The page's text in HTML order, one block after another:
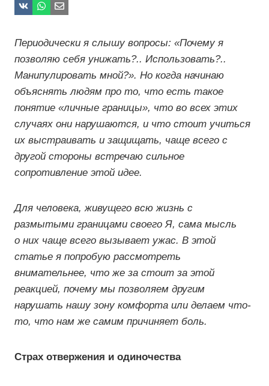
Периодически я слышу вопросы: «Почему я
позволяю себя унижать?.. Использовать?..
Манипулировать мной?». Но когда начинаю
объяснять людям про то, что есть такое
понятие «личные границы», что во всех этих
случаях они нарушаются, и что стоит учиться
их выстраивать и защищать, чаще всего с
другой стороны встречаю сильное
сопротивление этой идее.
Для человека, живущего всю жизнь с
размытыми границами своего Я, сама мысль
о них чаще всего вызывает ужас. В этой
статье я попробую рассмотреть
внимательнее, что же за стоит за этой
реакцией, почему мы позволяем другим
нарушать нашу зону комфорта или делаем что-
то, что нам же самим причиняет боль.
Страх отвержения и одиночества